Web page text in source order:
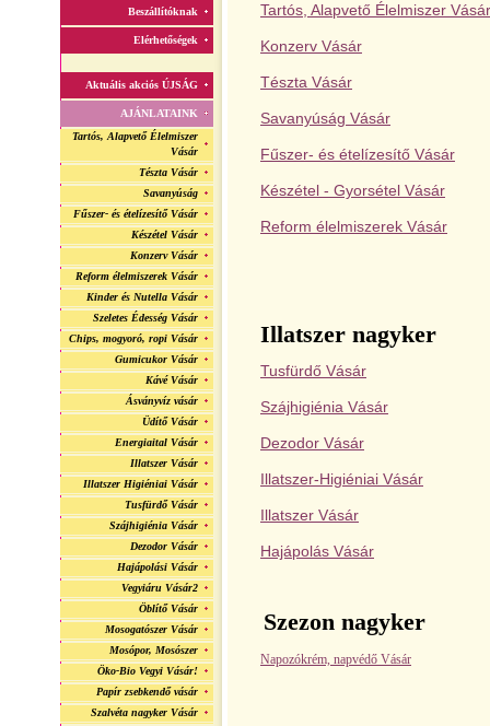
Beszállítóknak
Elérhetőségek
Aktuális akciós ÚJSÁG
AJÁNLATAINK
Tartós, Alapvető Élelmiszer
Vásár
Tészta Vásár
Savanyúság
Fűszer- és ételízesítő Vásár
Készétel Vásár
Konzerv Vásár
Reform élelmiszerek Vásár
Kinder és Nutella Vásár
Szeletes Édesség Vásár
Chips, mogyoró, ropi Vásár
Gumicukor Vásár
Kávé Vásár
Ásványvíz vásár
Üdítő Vásár
Energiaital Vásár
Illatszer Vásár
Illatszer Higiéniai Vásár
Tusfürdő Vásár
Szájhigiénia Vásár
Dezodor Vásár
Hajápolási Vásár
Vegyiáru Vásár2
Öblítő Vásár
Mosogatószer Vásár
Mosópor, Mosószer
Öko-Bio Vegyi Vásár!
Papír zsebkendő vásár
Szalvéta nagyker Vásár
Tartós, Alapvető Élelmiszer Vásár
Konzerv Vásár
Tészta Vásár
Savanyúság Vásár
Fűszer- és ételízesítő Vásár
Készétel - Gyorsétel Vásár
Reform élelmiszerek Vásár
Illatszer nagyker
Tusfürdő Vásár
Szájhigiénia Vásár
Dezodor Vásár
Illatszer-Higiéniai Vásár
Illatszer Vásár
Hajápolás Vásár
Szezon nagyker
Napozókrém, napvédő Vásár